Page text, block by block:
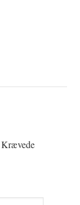
Krævede